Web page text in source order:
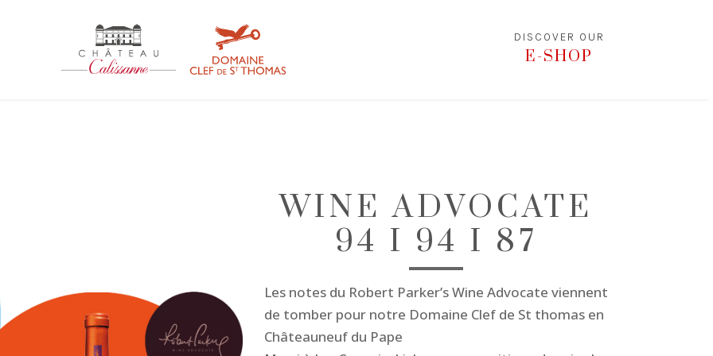
DISCOVER OUR
E-SHOP
WINE ADVOCATE
94 I 94 I 87
Les notes du Robert Parker’s Wine Advocate viennent
de tomber pour notre Domaine Clef de St thomas en
Châteauneuf du Pape